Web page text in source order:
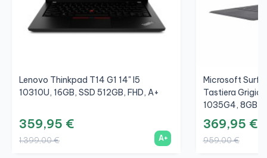
Lenovo Thinkpad T14 G1 14" I5
10310U, 16GB, SSD 512GB, FHD, A+
359,95 €
1.399,00 € A+
Microsoft
Tastiera
1035G4, 8GB,
369,95 €
959,00 €